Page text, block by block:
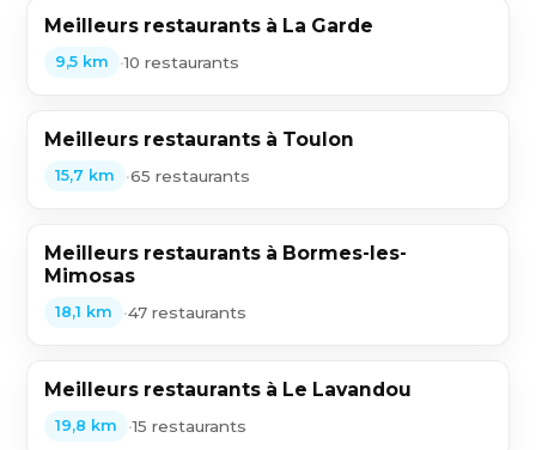
Meilleurs restaurants à La Garde
9,5 km •10 restaurants
Meilleurs restaurants à Toulon
15,7 km •65 restaurants
Meilleurs restaurants à Bormes-les-
Mimosas
18,1 km •47 restaurants
Meilleurs restaurants à Le Lavandou
19,8 km •15 restaurants